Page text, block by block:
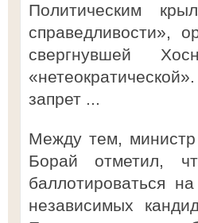
Политическим
справедливости»,
свергнувшей
запрет ...
Между тем,
Борай отметил,
баллотироваться
независимых